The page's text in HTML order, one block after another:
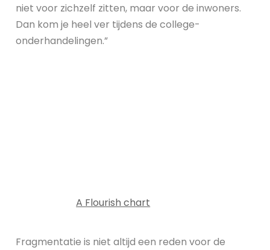
niet voor zichzelf zitten, maar voor de inwoners.
Dan kom je heel ver tijdens de college-
onderhandelingen.”
A Flourish chart
Fragmentatie is niet altijd een reden voor de